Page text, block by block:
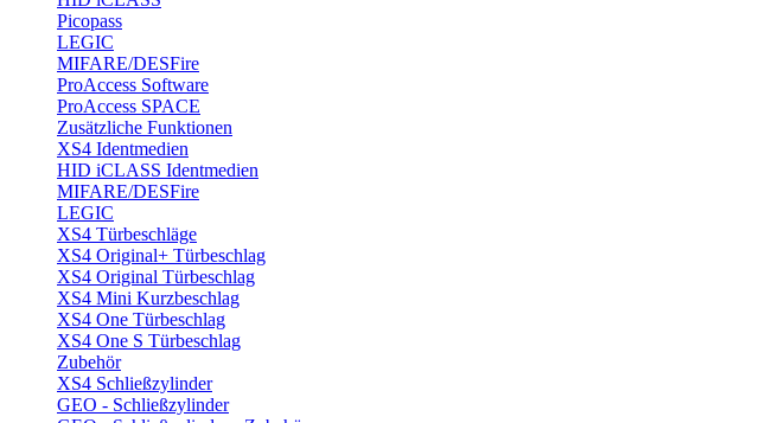
Picopass
LEGIC
MIFARE/DESFire
ProAccess Software
ProAccess SPACE
Zusätzliche Funktionen
XS4 Identmedien
HID iCLASS Identmedien
MIFARE/DESFire
LEGIC
XS4 Türbeschläge
XS4 Original+ Türbeschlag
XS4 Original Türbeschlag
XS4 Mini Kurzbeschlag
XS4 One Türbeschlag
XS4 One S Türbeschlag
Zubehör
XS4 Schließzylinder
GEO - Schließzylinder